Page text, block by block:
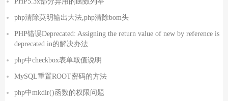
php清除莫明输出大法,php清除bom头
PHP错误Deprecated: Assigning the return value of new by reference is
deprecated in的解决办法
php中checkbox表单取值说明
MySQL重置ROOT密码的方法
php中mkdir()函数的权限问题